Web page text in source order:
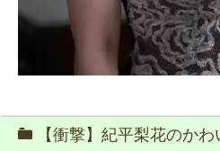
【衝撃】紀平梨花のか